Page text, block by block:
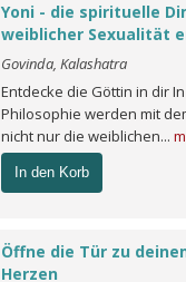
Yoni - die spirituelle
weiblicher Sexualität
Govinda, Kalashatra
Entdecke die Göttin in dir
Philosophie werden mit
nicht nur die weiblichen...
In den Korb
Öffne die Tür zu
Herzen